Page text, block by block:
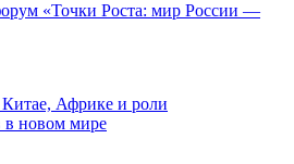
«Точки Роста: мир России —
Африке и роли
в новом мире